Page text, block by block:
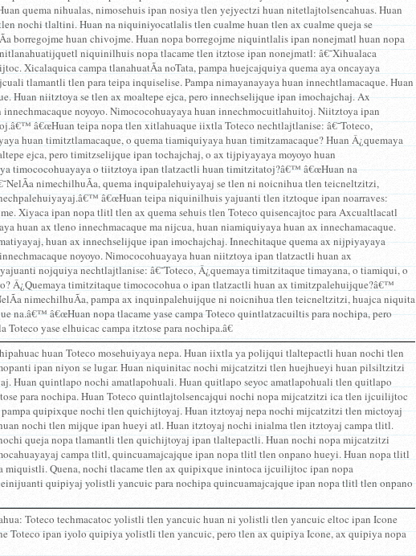
quema nihualas, nimosehuis ipan nosiya tlen yejyectzi huan nitetlajtolsencahuas. Huan
nochi tlaltini. Huan na niquiniyocatlalis tlen cualme huan tlen ax cualme queja se
borregojme huan chivojme. Huan nopa borregojme niquintlalis ipan nonejmatl huan nopa
niquinilhuis nopa tlacame tlen itztose ipan nonejmatl: â€˜Xihualaca
Xicalaquica campa tlanahuatÃ­a noTata, pampa huejcajquiya quema aya oncayaya
tlamantli tlen para teipa inquiselise. Pampa nimayanayaya huan innechtlamacaque. Huan
Huan niitztoya se tlen ax moaltepe ejca, pero innechselijque ipan imochajchaj. Ax
noyoyo. Nimococohuayaya huan innechmocuitlahuitoj. Niitztoya ipan
â€œHuan teipa nopa tlen xitlahuaque iixtla Toteco nechtlajtlanise: â€˜Toteco,
huan timitztlamacaque, o quema tiamiquiyaya huan timitzamacaque? Huan Â¿quemaya
ejca, pero timitzselijque ipan tochajchaj, o ax tijpiyayaya moyoyo huan
timococohuayaya o tiitztoya ipan tlatzactli huan timitzitatoj?â€™ â€œHuan na
nimechilhuÃ­a, quema inquipalehuiyayaj se tlen ni noicnihua tlen teicneltzitzi,
â€œHuan teipa niquinilhuis yajuanti tlen itztoque ipan noarraves:
Xiyaca ipan nopa tlitl tlen ax quema sehuis tlen Toteco quisencajtoc para Axcualtlacatl
huan ax tleno innechmacaque ma nijcua, huan niamiquiyaya huan ax innechamacaque.
huan ax innechselijque ipan imochajchaj. Innechitaque quema ax nijpiyayaya
noyoyo. Nimococohuayaya huan niitztoya ipan tlatzactli huan ax
nojquiya nechtlajtlanise: â€˜Toteco, Â¿quemaya timitzitaque timayana, o tiamiqui, o
Â¿Quemaya timitzitaque timococohua o ipan tlatzactli huan ax timitzpalehuijque?â€™
nimechilhuÃ­a, pampa ax inquinpalehuijque ni noicnihua tlen teicneltzitzi, huajca niquita
na.â€™ â€œHuan nopa tlacame yase campa Toteco quintlatzacuiltis para nochipa, pero
yase elhuicac campa itztose para nochipa.â€
huan Toteco mosehuiyaya nepa. Huan iixtla ya polijqui tlaltepactli huan nochi tlen
ipan niyon se lugar. Huan niquinitac nochi mijcatzitzi tlen huejhueyi huan pilsiltzitzi
Huan quintlapo nochi amatlapohuali. Huan quitlapo seyoc amatlapohuali tlen quitlapo
para nochipa. Huan Toteco quintlajtolsencajqui nochi nopa mijcatzitzi ica tlen ijcuilijtoc
quipixque nochi tlen quichijtoyaj. Huan itztoyaj nepa nochi mijcatzitzi tlen mictoyaj
nochi tlen mijque ipan hueyi atl. Huan itztoyaj nochi inialma tlen itztoyaj campa tlitl.
queja nopa tlamantli tlen quichijtoyaj ipan tlaltepactli. Huan nochi nopa mijcatzitzi
campa tlitl, quincuamajcajque ipan nopa tlitl tlen onpano hueyi. Huan nopa tlitl
miquistli. Quena, nochi tlacame tlen ax quipixque inintoca ijcuilijtoc ipan nopa
quipiyaj yolistli yancuic para nochipa quincuamajcajque ipan nopa tlitl tlen onpano
Toteco techmacatoc yolistli tlen yancuic huan ni yolistli tlen yancuic eltoc ipan Icone
Toteco ipan iyolo quipiya yolistli tlen yancuic, pero tlen ax quipiya Icone, ax quipiya nopa